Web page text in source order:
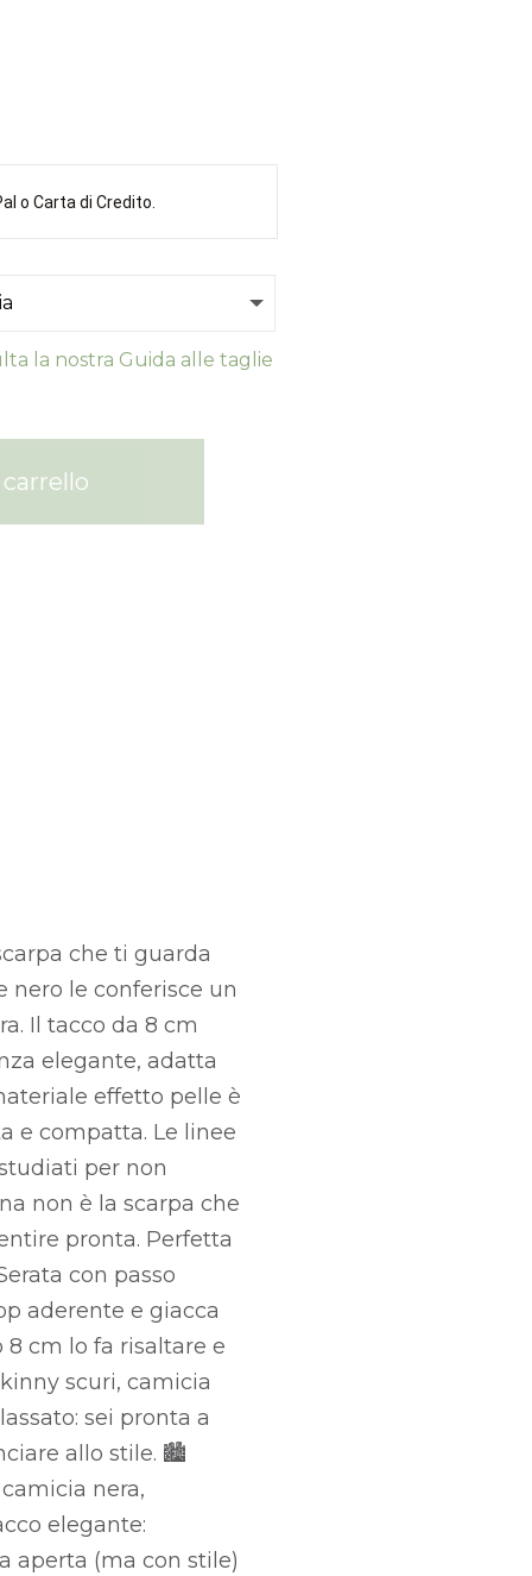
o Carta di Credito.
la nostra Guida alle taglie
che ti guarda
nero le conferisce un
Il tacco da 8 cm
elegante, adatta
effetto pelle è
e compatta. Le linee
per non
non è la scarpa che
pronta. Perfetta
con passo
aderente e giacca
cm lo fa risaltare e
scuri, camicia
sei pronta a
allo stile. 🏙️
nera,
elegante:
aperta (ma con stile)